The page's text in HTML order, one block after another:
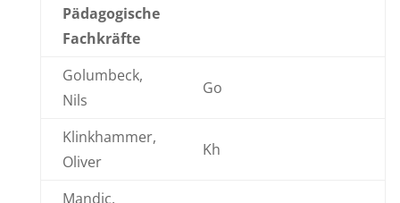
Pädagogische
Fachkräfte
Golumbeck,
Nils
Go
Klinkhammer,
Oliver
Kh
Mandic,